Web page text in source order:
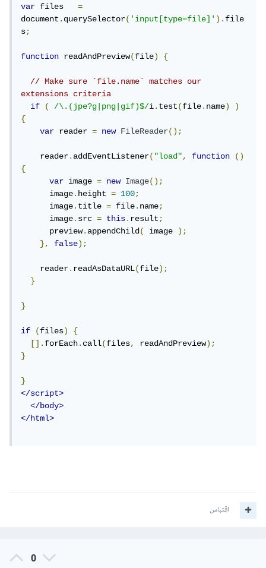
var files =
document.querySelector('input[type=file]').file
s;
function readAndPreview(file) {
// Make sure `file.name` matches our
extensions criteria
if
( /\.(jpe?g|png|gif)$/i.test(file.name)
)
{
var reader = new FileReader();
    reader
.addEventListener("load", function
()
{
var image = new Image();
      image
.height = 100;
      image
.title = file.name;
      image
.src = this.result;
      preview
.appendChild( image );
},
false);
    reader
.readAsDataURL(file);
}
}
if (files)
{
[].forEach.call(files, readAndPreview);
}
}
</script>
</body>
</html>
اقتباس
0